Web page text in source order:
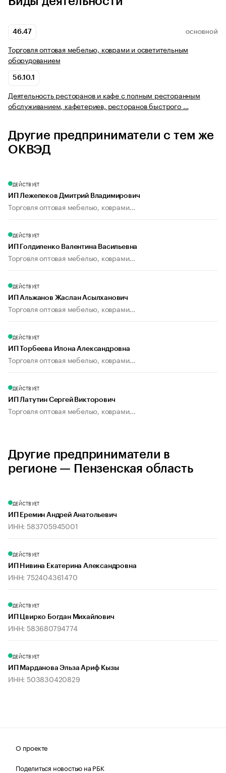
46.47 ОСНОВНОЙ
Торговля оптовая мебелью, коврами и осветительным
оборудованием
56.10.1
Деятельность ресторанов и кафе с полным ресторанным
обслуживанием, кафетериев, ресторанов быстрого …
Другие предприниматели с тем же
ОКВЭД
ДЕЙСТВУЕТ
ИП Лежепеков Дмитрий Владимирович
Торговля оптовая мебелью, коврами...
ДЕЙСТВУЕТ
ИП Голдиленко Валентина Васильевна
Торговля оптовая мебелью, коврами...
ДЕЙСТВУЕТ
ИП Альжанов Жаслан Асылханович
Торговля оптовая мебелью, коврами...
ДЕЙСТВУЕТ
ИП Торбеева Илона Александровна
Торговля оптовая мебелью, коврами...
ДЕЙСТВУЕТ
ИП Латутин Сергей Викторович
Торговля оптовая мебелью, коврами...
Другие предприниматели в
регионе — Пензенская область
ДЕЙСТВУЕТ
ИП Еремин Андрей Анатольевич
ИНН: 583705945001
ДЕЙСТВУЕТ
ИП Нивина Екатерина Александровна
ИНН: 752404361470
ДЕЙСТВУЕТ
ИП Цвирко Богдан Михайлович
ИНН: 583680794774
ДЕЙСТВУЕТ
ИП Марданова Эльза Ариф Кызы
ИНН: 503830420829
О проекте
Поделиться новостью на РБК